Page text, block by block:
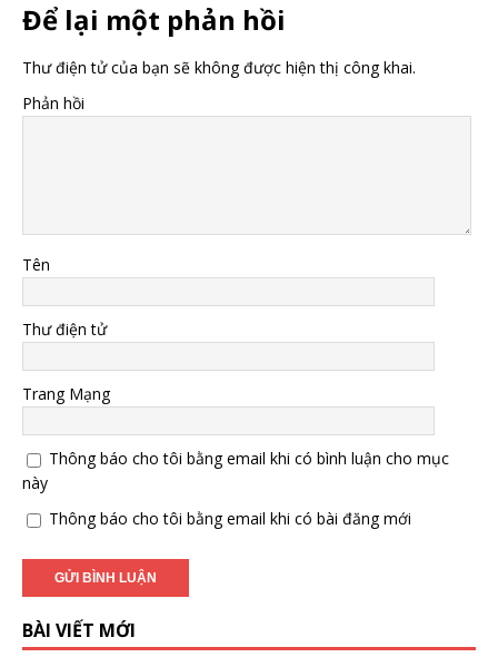
Để lại một phản hồi
Thư điện tử của bạn sẽ không được hiện thị công khai.
Phản hồi
Tên
Thư điện tử
Trang Mạng
Thông báo cho tôi bằng email khi có bình luận cho mục
này
Thông báo cho tôi bằng email khi có bài đăng mới
BÀI VIẾT MỚI